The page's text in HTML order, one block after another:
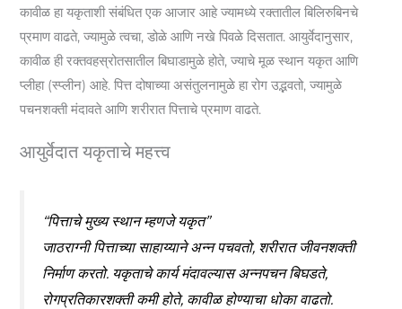
कावीळ हा यकृताशी संबंधित एक आजार आहे ज्यामध्ये रक्तातील बिलिरुबिनचे
प्रमाण वाढते, ज्यामुळे त्वचा, डोळे आणि नखे पिवळे दिसतात. आयुर्वेदानुसार,
कावीळ ही रक्तवहस्रोतसातील बिघाडामुळे होते, ज्याचे मूळ स्थान यकृत आणि
प्लीहा (स्प्लीन) आहे. पित्त दोषाच्या असंतुलनामुळे हा रोग उद्भवतो, ज्यामुळे
पचनशक्ती मंदावते आणि शरीरात पित्ताचे प्रमाण वाढते.
आयुर्वेदात यकृताचे महत्त्व
“पित्ताचे मुख्य स्थान म्हणजे यकृत”
जाठराग्नी पित्ताच्या साहाय्याने अन्न पचवतो, शरीरात जीवनशक्ती
निर्माण करतो. यकृताचे कार्य मंदावल्यास अन्नपचन बिघडते,
रोगप्रतिकारशक्ती कमी होते, कावीळ होण्याचा धोका वाढतो.